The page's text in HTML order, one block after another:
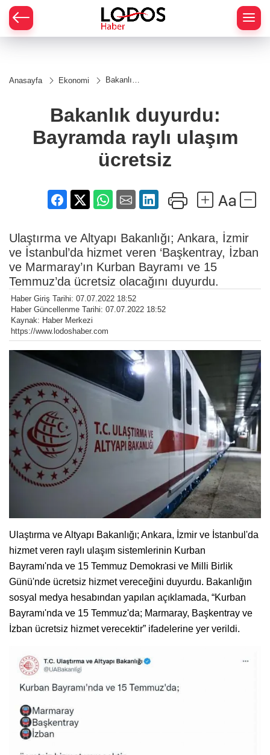
Anasayfa Ekonomi
Bakanlık
raylı
ulaşım
Bakanlık duyurdu:
Bayramda raylı ulaşım
ücretsiz
Ulaştırma ve Altyapı Bakanlığı; Ankara, İzmir
ve İstanbul’da hizmet veren ‘Başkentray, İzban
ve Marmaray’ın Kurban Bayramı ve 15
Temmuz’da ücretsiz olacağını duyurdu.
Haber Giriş Tarihi: 07.07.2022 18:52
Haber Güncellenme Tarihi: 07.07.2022 18:52
Kaynak: Haber Merkezi
https://www.lodoshaber.com
Ulaştırma ve Altyapı Bakanlığı; Ankara, İzmir ve İstanbul'da
hizmet veren raylı ulaşım sistemlerinin Kurban
Bayramı'nda ve 15 Temmuz Demokrasi ve Milli Birlik
Günü'nde ücretsiz hizmet vereceğini duyurdu. Bakanlığın
sosyal medya hesabından yapılan açıklamada, “Kurban
Bayramı'nda ve 15 Temmuz'da; Marmaray, Başkentray ve
İzban ücretsiz hizmet verecektir” ifadelerine yer verildi.